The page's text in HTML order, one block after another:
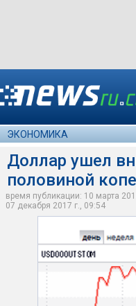
ЭКОНОМИКА
Доллар ушел
половиной
время публикации: 10 марта
07 декабря 2017 г., 09:54